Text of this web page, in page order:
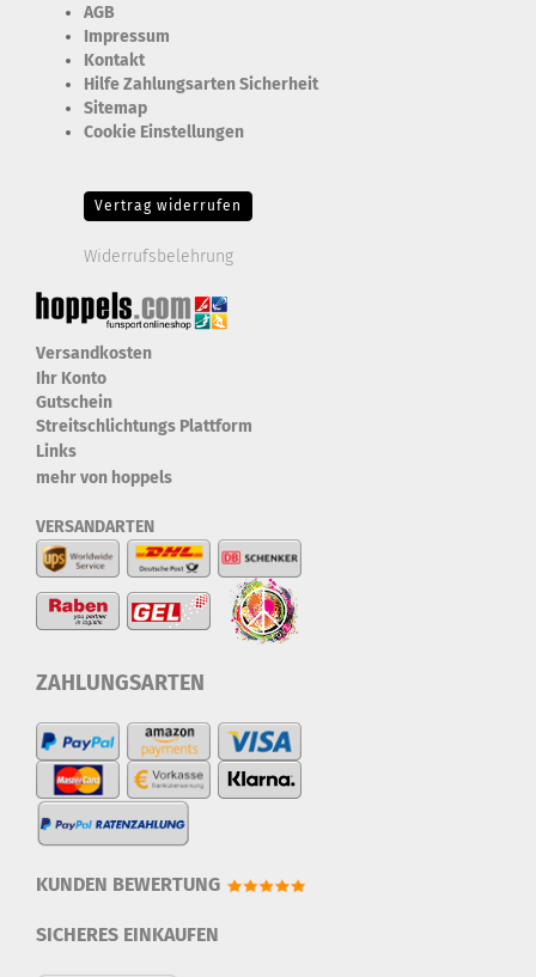
AGB
Impressum
Kontakt
Hilfe Zahlungsarten Sicherheit
Sitemap
Cookie Einstellungen
Vertrag widerrufen
Widerrufsbelehrung
Versandkosten
Ihr Konto
Gutschein
Streitschlichtungs Plattform
Links
mehr von hoppels
VERSANDARTEN
ZAHLUNGSARTEN
KUNDEN BEWERTUNG
SICHERES EINKAUFEN